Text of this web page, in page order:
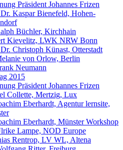
Präsident Johannes Frizen
Kaspar Bienefeld, Hohen-
Büchler, Kirchhain
Kievelitz, LWK NRW Bonn
Christoph Künast, Otterstadt
von Orlow, Berlin
Neumann
2015
Präsident Johannes Frizen
Collette, Mertzig, Lux
Eberhardt, Agentur lernsite,
Eberhardt, Münster Workshop
Lampe, NOD Europe
Rentrop, LV WL, Altena